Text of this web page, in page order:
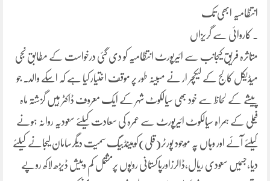
انتظامیہ ابھی تک
۔ کاروائی سے گریزاں
متاثرہ فریق کیجانب سے ائیرپورٹ انتظامیہ کو دی گئی درخواست کے مطابق نجی
میڈیکل کالج کے لیکچر ار نے مبینہ طور پر موقف اختیار کیا ہے کہ اسکے والد. جو
پیشے کے لحاظ سے خود بھی سیالکوٹ شہر کے ایک معروف ڈاکٹر ہیں گزشتہ ماہ
فیملی کے ہمراہ سیالکوٹ ائیرپورٹ سے عمرہ کی سعادت کیلئے سعودیہ روانہ ہونے
کیلئے آئے اور وہاں پہ موجود پورٹر(قلی)کوہینڈبیگ سمیت دیگرسامان لیجانے کیلئے
دیا،جسمیں سعودی ریال،ڈالرزاورپاکستانی روپوں پرمشتمل کم وبیش ڈیڑھ لاکھ روپے